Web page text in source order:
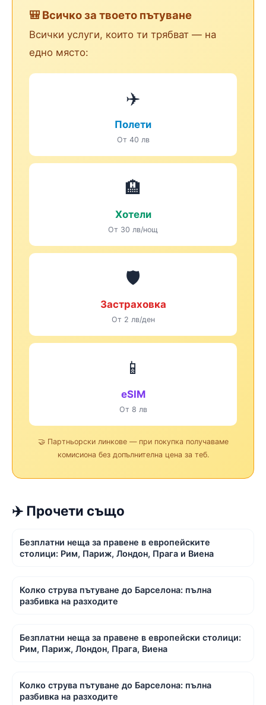
🎒 Всичко за твоето пътуване
Всички услуги, които ти трябват — на
едно място:
✈️
Полети
От 40 лв
🏨
Хотели
От 30 лв/нощ
🛡️
Застраховка
От 2 лв/ден
📱
eSIM
От 8 лв
🤝 Партньорски линкове — при покупка получаваме
комисиона без допълнителна цена за теб.
✈️ Прочети също
Безплатни неща за правене в европейските
столици: Рим, Париж, Лондон, Прага и Виена
Колко струва пътуване до Барселона: пълна
разбивка на разходите
Безплатни неща за правене в европейски столици:
Рим, Париж, Лондон, Прага, Виена
Колко струва пътуване до Барселона: пълна
разбивка на разходите